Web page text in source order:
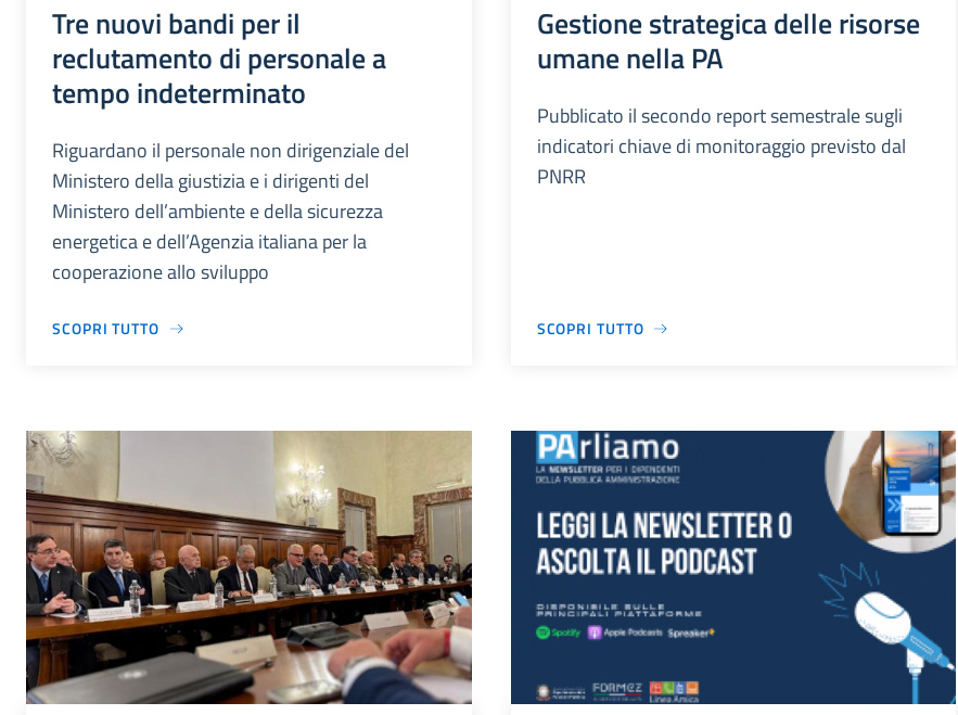
Tre nuovi bandi per il
reclutamento di personale a
tempo indeterminato
Riguardano il personale non dirigenziale del
Ministero della giustizia e i dirigenti del
Ministero dell’ambiente e della sicurezza
energetica e dell’Agenzia italiana per la
cooperazione allo sviluppo
SCOPRI TUTTO
Gestione strategica delle risorse
umane nella PA
Pubblicato il secondo report semestrale sugli
indicatori chiave di monitoraggio previsto dal
PNRR
SCOPRI TUTTO